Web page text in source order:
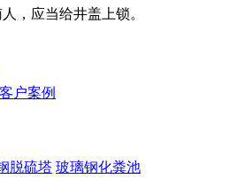
，应当给井盖上锁。
客户案例
脱硫塔 玻璃钢化粪池